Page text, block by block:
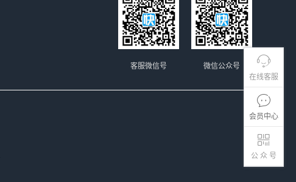
在线客服
会员中心
公 众 号
微信公众号
客服微信号